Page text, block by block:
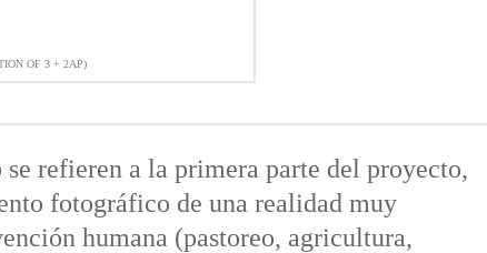
OF 3 + 2AP)
refieren a la primera parte del proyecto,
fotográfico de una realidad muy
humana (pastoreo, agricultura,